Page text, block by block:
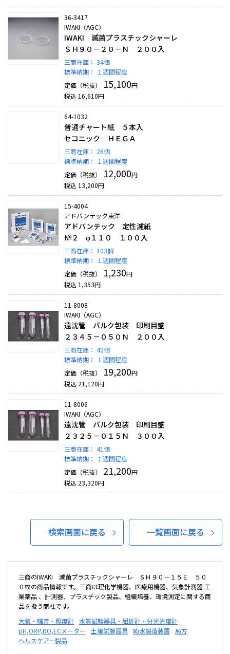
36-3417
IWAKI（AGC）
IWAKI 滅菌プラスチックシャーレ
ＳＨ９０－２０－Ｎ ２００入
三商在庫： 34個
標準納期：
１週間程度
定価（税抜）
15,100円
税込 16,610円
64-1032
普通チャート紙 ５本入
セコニック ＨＥＧＡ
三商在庫： 26個
標準納期：
１週間程度
定価（税抜）
12,000円
税込 13,200円
15-4004
アドバンテック東洋
アドバンテック 定性濾紙
№２ φ１１０ １００入
三商在庫： 103個
標準納期：
１週間程度
定価（税抜）
1,230円
税込 1,353円
11-8008
IWAKI（AGC）
遠沈管 バルク包装 印刷目盛
２３４５－０５０Ｎ ２００入
三商在庫： 42個
標準納期：
１週間程度
定価（税抜）
19,200円
税込 21,120円
11-8006
IWAKI（AGC）
遠沈管 バルク包装 印刷目盛
２３２５－０１５Ｎ ３００入
三商在庫： 41個
標準納期：
１週間程度
定価（税抜）
21,200円
税込 23,320円
検索画面に戻る 一覧画面に戻る
三商のIWAKI 滅菌プラスチックシャーレ ＳＨ９０－１５Ｅ ５０
０枚の商品情報です。三商は理化学機器、医療用機器、気象計測器 工
業薬品 、計測器、プラスチック製品、組織培養、環境測定に関する商
品を扱う商社です。
大気・騒音・照度計 水質試験器具・屈折計・分光光度計
pH,ORP,DO,ECメーター
土壌試験器具 純水製造装置
局方
ヘルスケアー製品